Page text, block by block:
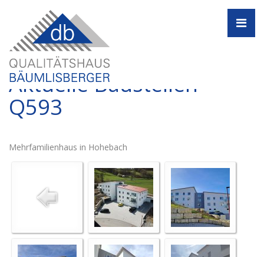
Aktuelle Baustellen -
Q593
Mehrfamilienhaus in Hohebach